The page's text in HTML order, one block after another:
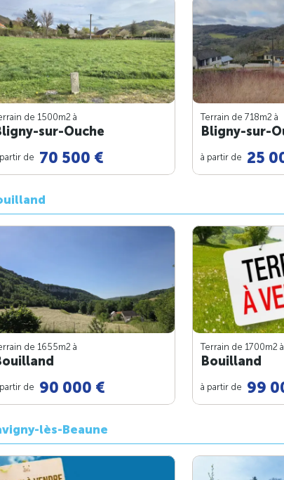
de 1500m2 à
sur-Ouche
de 70 500 €
Terrain de 718m2 à
Bligny-sur-
à partir de 25
de 1655m2 à
de 90 000 €
Terrain de 1700m2 à
Bouilland
à partir de 99
lès-Beaune